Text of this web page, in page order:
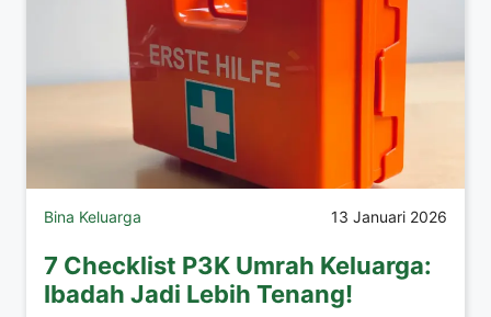
Bina Keluarga 13 Januari 2026
7 Checklist P3K Umrah Keluarga:
Ibadah Jadi Lebih Tenang!